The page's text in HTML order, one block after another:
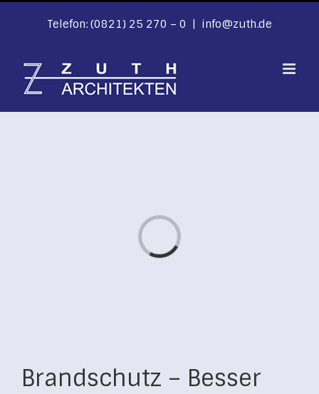
Telefon: (0821) 25 270 – 0 | info@zuth.de
Laden...
Brandschutz – Besser